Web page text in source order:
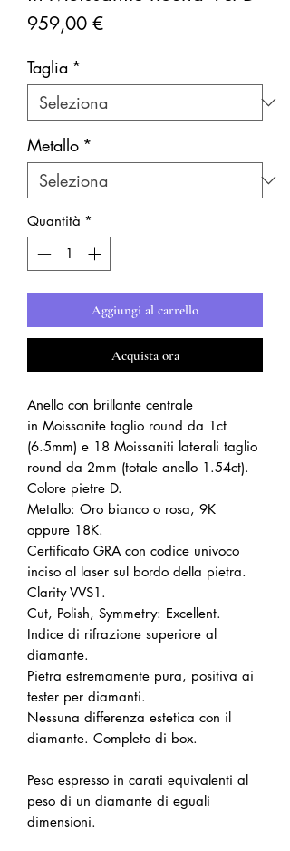
959,00 €Prezzo
Taglia *
Metallo *
Quantità *
Aggiungi al carrello
Acquista ora
Anello con brillante centrale
in Moissanite taglio round da 1ct
(6.5mm) e 18 Moissaniti laterali taglio
round da 2mm (totale anello 1.54ct).
Colore pietre D.
Metallo: Oro bianco o rosa, 9K
oppure 18K.
Certificato GRA con codice univoco
inciso al laser sul bordo della pietra.
Clarity VVS1.
Cut, Polish, Symmetry: Excellent.
Indice di rifrazione superiore al
diamante.
Pietra estremamente pura, positiva ai
tester per diamanti.
Nessuna differenza estetica con il
diamante. Completo di box.
Peso espresso in carati equivalenti al
peso di un diamante di eguali
dimensioni.